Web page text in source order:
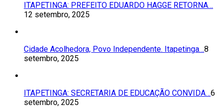
ITAPETINGA: PREFEITO EDUARDO HAGGE RETORNA…
12 setembro, 2025
Cidade Acolhedora, Povo Independente. Itapetinga…8
setembro, 2025
ITAPETINGA: SECRETARIA DE EDUCAÇÃO CONVIDA…6
setembro, 2025